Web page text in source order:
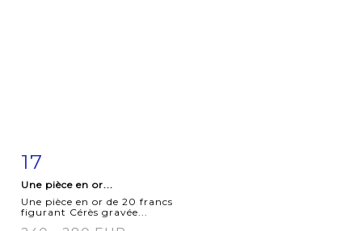
détaillée
17
Une pièce en or...
Une pièce en or de 20 francs
figurant Cérès gravée...